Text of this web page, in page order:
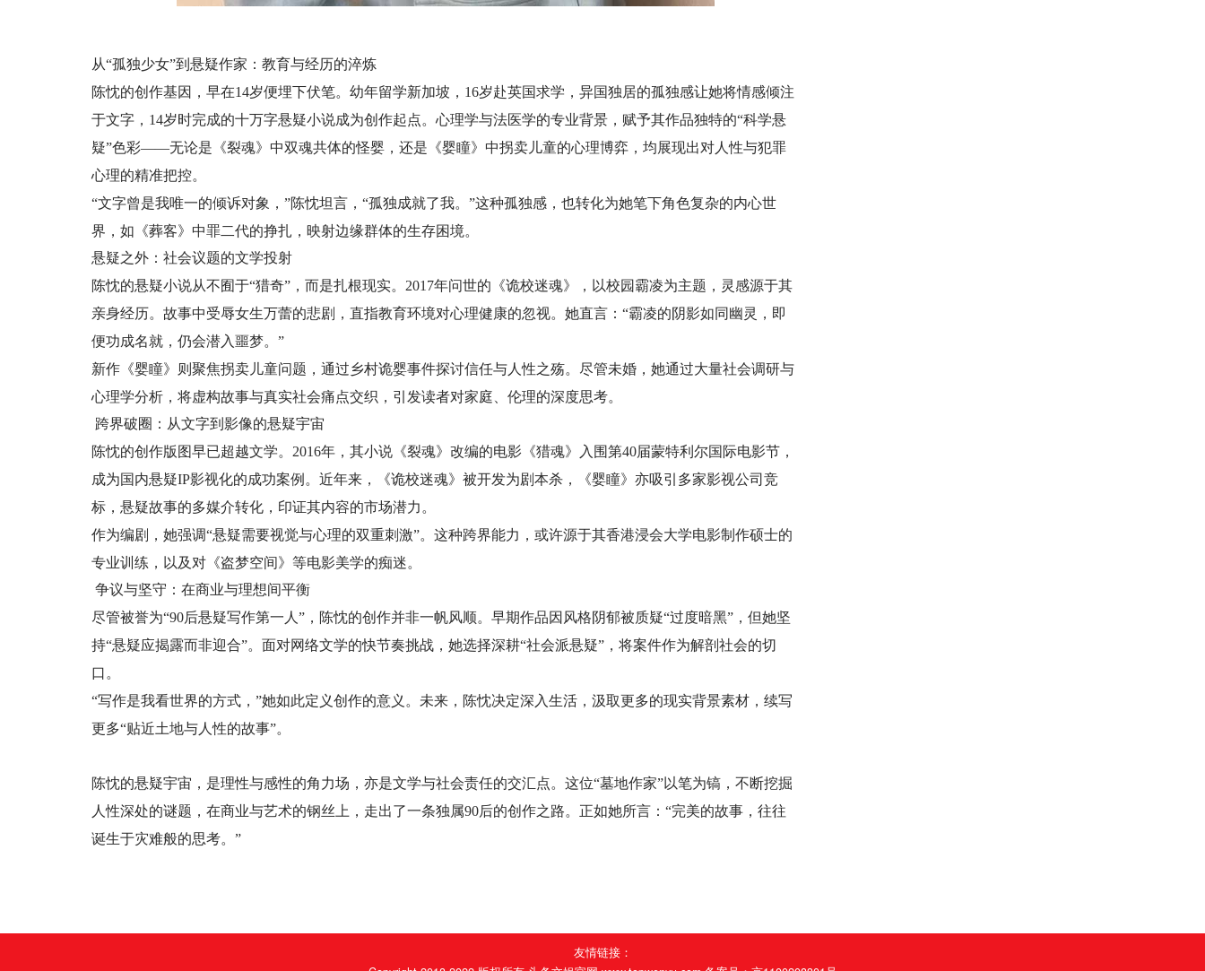
从“孤独少女”到悬疑作家：教育与经历的淬炼
陈忱的创作基因，早在14岁便埋下伏笔。幼年留学新加坡，16岁赴英国求学，异国独居的孤独感让她将情感倾注
于文字，14岁时完成的十万字悬疑小说成为创作起点。心理学与法医学的专业背景，赋予其作品独特的“科学悬
疑”色彩——无论是《裂魂》中双魂共体的怪婴，还是《婴瞳》中拐卖儿童的心理博弈，均展现出对人性与犯罪
心理的精准把控。
“文字曾是我唯一的倾诉对象，”陈忱坦言，“孤独成就了我。”这种孤独感，也转化为她笔下角色复杂的内心世
界，如《葬客》中罪二代的挣扎，映射边缘群体的生存困境。
悬疑之外：社会议题的文学投射
陈忱的悬疑小说从不囿于“猎奇”，而是扎根现实。2017年问世的《诡校迷魂》，以校园霸凌为主题，灵感源于其
亲身经历。故事中受辱女生万蕾的悲剧，直指教育环境对心理健康的忽视。她直言：“霸凌的阴影如同幽灵，即
便功成名就，仍会潜入噩梦。”
新作《婴瞳》则聚焦拐卖儿童问题，通过乡村诡婴事件探讨信任与人性之殇。尽管未婚，她通过大量社会调研与
心理学分析，将虚构故事与真实社会痛点交织，引发读者对家庭、伦理的深度思考。
跨界破圈：从文字到影像的悬疑宇宙
陈忱的创作版图早已超越文学。2016年，其小说《裂魂》改编的电影《猎魂》入围第40届蒙特利尔国际电影节，
成为国内悬疑IP影视化的成功案例。近年来，《诡校迷魂》被开发为剧本杀，《婴瞳》亦吸引多家影视公司竞
标，悬疑故事的多媒介转化，印证其内容的市场潜力。
作为编剧，她强调“悬疑需要视觉与心理的双重刺激”。这种跨界能力，或许源于其香港浸会大学电影制作硕士的
专业训练，以及对《盗梦空间》等电影美学的痴迷。
争议与坚守：在商业与理想间平衡
尽管被誉为“90后悬疑写作第一人”，陈忱的创作并非一帆风顺。早期作品因风格阴郁被质疑“过度暗黑”，但她坚
持“悬疑应揭露而非迎合”。面对网络文学的快节奏挑战，她选择深耕“社会派悬疑”，将案件作为解剖社会的切
口。
“写作是我看世界的方式，”她如此定义创作的意义。未来，陈忱决定深入生活，汲取更多的现实背景素材，续写
更多“贴近土地与人性的故事”。
陈忱的悬疑宇宙，是理性与感性的角力场，亦是文学与社会责任的交汇点。这位“墓地作家”以笔为镐，不断挖掘
人性深处的谜题，在商业与艺术的钢丝上，走出了一条独属90后的创作之路。正如她所言：“完美的故事，往往
诞生于灾难般的思考。”
友情链接：